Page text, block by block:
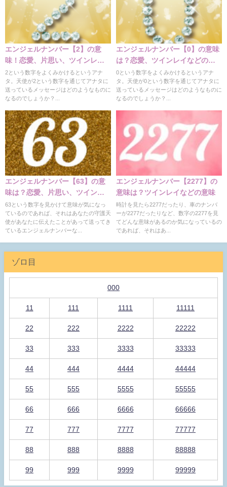
エンジェルナンバー【2】の意
味！恋愛、片思い、ツインレ
イ、金運など
2という数字をよくみかけるというアナ
タ。天使が2という数字を通じてアナタに
送っているメッセージはどのようなものに
なるのでしょうか？...
エンジェルナンバー【0】の意味
は？恋愛、ツインレイなどの意
味解説
0という数字をよくみかけるというアナ
タ。天使が0という数字を通じてアナタに
送っているメッセージはどのようなものに
なるのでしょうか？...
エンジェルナンバー【63】の意
味は？恋愛、片思い、ツインレ
イの意味
63という数字を見かけて意味が気になっ
ているのであれば、それはあなたの守護天
使があなたに伝えたことがあって送ってき
ているエンジェルナンバーな...
エンジェルナンバー【2277】の
意味は？ツインレイなどの意味
時計を見たら2277だったり、車のナンバ
ーが2277だったりなど、数字の2277を見
てどんな意味があるのか気になっているの
であれば、それはあ...
ゾロ目
000
11 111 1111 11111
22 222 2222 22222
33 333 3333 33333
44 444 4444 44444
55 555 5555 55555
66 666 6666 66666
77 777 7777 77777
88 888 8888 88888
99 999 9999 99999